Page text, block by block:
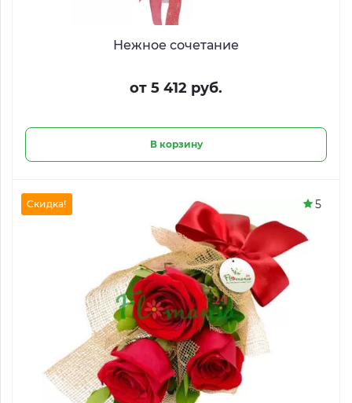
Нежное сочетание
от 5 412 руб.
В корзину
Скидка! 5